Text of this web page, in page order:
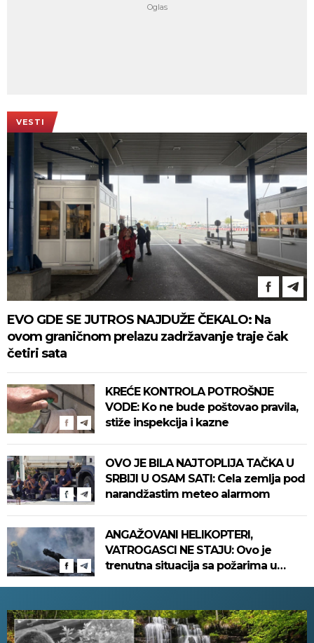
VESTI
EVO GDE SE JUTROS NAJDUŽE ČEKALO: Na
ovom graničnom prelazu zadržavanje traje čak
četiri sata
KREĆE KONTROLA POTROŠNJE
VODE: Ko ne bude poštovao pravila,
stiže inspekcija i kazne
OVO JE BILA NAJTOPLIJA TAČKA U
SRBIJI U OSAM SATI: Cela zemlja pod
narandžastim meteo alarmom
ANGAŽOVANI HELIKOPTERI,
VATROGASCI NE STAJU: Ovo je
trenutna situacija sa požarima u